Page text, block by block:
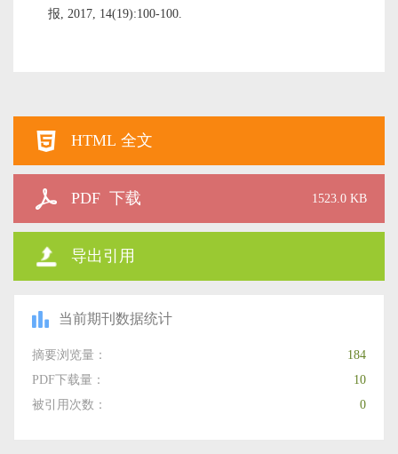
报, 2017, 14(19):100-100.
HTML 全文
PDF 下载 1523.0 KB
导出引用
当前期刊数据统计
摘要浏览量：
184
PDF下载量：
10
被引用次数：
0